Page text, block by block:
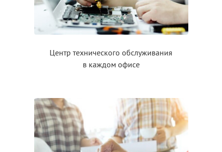
Центр технического обслуживания
в каждом офисе